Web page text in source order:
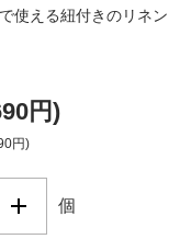
使える紐付きのリネン
円)
円)
個